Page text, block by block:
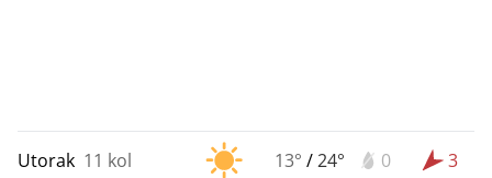
Utorak 11 kol 13° /24° 0 3